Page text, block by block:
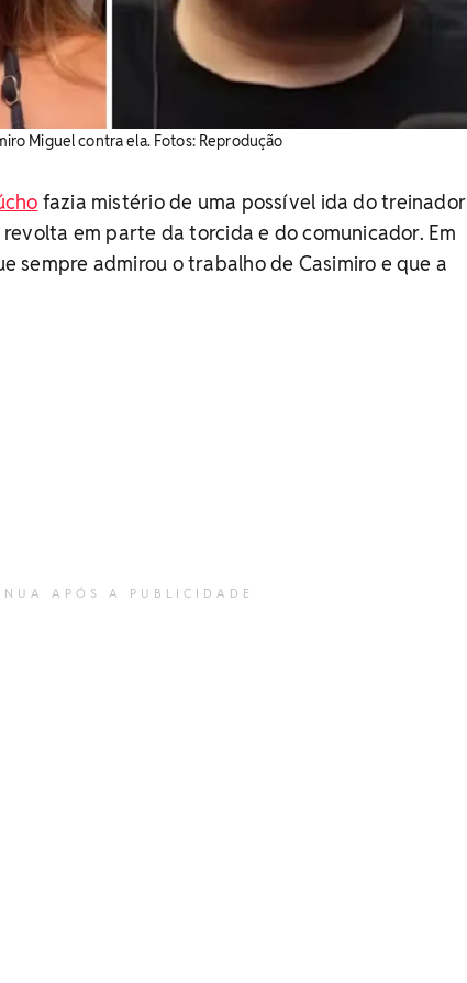
Miguel contra ela. Fotos: Reprodução
fazia mistério de uma possível ida do treinador
em parte da torcida e do comunicador. Em
sempre admirou o trabalho de Casimiro e que a
APÓS A PUBLICIDADE